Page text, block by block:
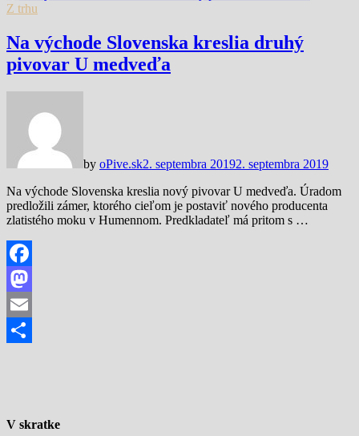
Z trhu
Na východe Slovenska kreslia druhý
pivovar U medveďa
by oPive.sk2. septembra 20192. septembra 2019
Na východe Slovenska kreslia nový pivovar U medveďa. Úradom
predložili zámer, ktorého cieľom je postaviť nového producenta
zlatistého moku v Humennom. Predkladateľ má pritom s …
Facebook
Mastodon
Email
V skratke